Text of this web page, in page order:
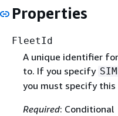
Properties
FleetId
A unique identifier
to. If you specify
you must specify this
Required: Conditional